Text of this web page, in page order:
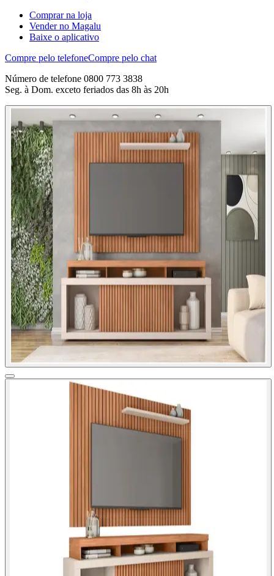
Comprar na loja
Vender no Magalu
Baixe o aplicativo
Compre pelo telefoneCompre pelo chat
Número de telefone 0800 773 3838
Seg. à Dom. exceto feriados das 8h às 20h